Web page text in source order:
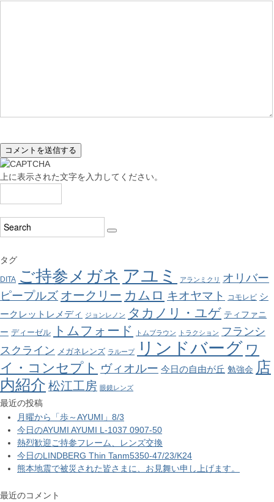
上に表示された文字を入力してください。
タグ
DITA ご持参メガネ アユミ アランミクリ
オリバー
ピープルズ オークリー カムロ キオヤマト コモレビ シ
ークレットレメディ
ジョンレノン タカノリ・ユゲ ティファニ
ー ディーゼル トムフォード トムブラウン トラクション フランシ
スクライン メガネレンズ ラループ リンドバーグ ワ
イ・コンセプト ヴィオルー 今日の自由が丘 勉強会 店
内紹介 松江工房 眼鏡レンズ
最近の投稿
月曜から「歩～AYUMI」8/3
今日のAYUMI AYUMI L-1037 0907-50
熱烈歓迎ご持参フレーム、レンズ交換
今日のLINDBERG Thin Tanm5350-47/23/K24
熊本地震で被災された皆さまに、お見舞い申し上げます。
最近のコメント